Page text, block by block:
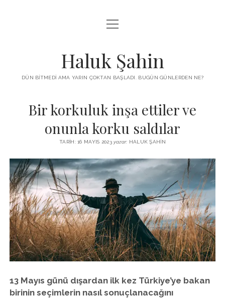
KUTUP YILDIZI
MENDIREK YAZILARI
ADA
İYI YAŞAM VE MUTLULUK ÜZERINE
BABIALI’DE CINAYET
GÜZEL MAVRELLA
PROGRAMLAR
BIZ KIMIZ?
MED 532 SPRING ‘25
YAZMADAN EDEMEDIM
HABERLER / NEWS
twitterfacebook
instagram
menüyü
aç
Haluk Şahin
DÜN BITMEDI AMA YARIN ÇOKTAN BAŞLADI. BUGÜN GÜNLERDEN NE?
Bir korkuluk inşa ettiler ve
onunla korku saldılar
TARIH: 16 MAYIS 2023yazar: HALUK ŞAHIN
13 Mayıs günü dışardan ilk kez Türkiye’ye bakan
birinin seçimlerin nasıl sonuçlanacağını